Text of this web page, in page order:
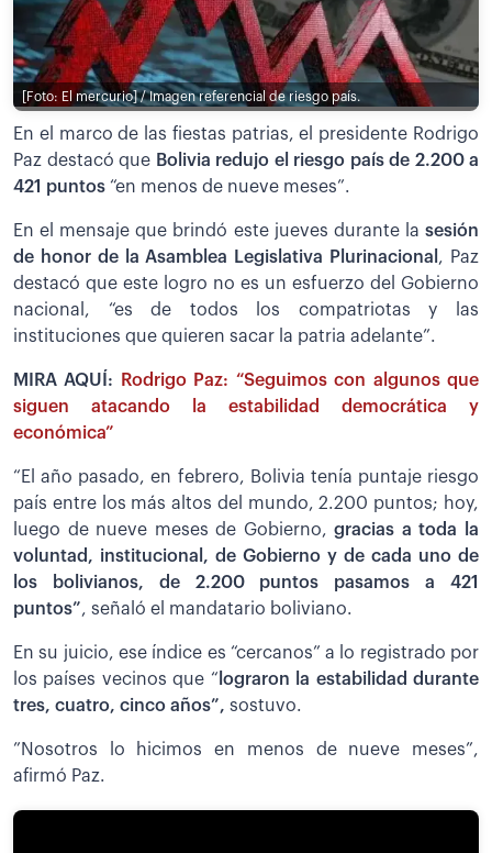
[Foto: El mercurio] / Imagen referencial de riesgo país.
En el marco de las fiestas patrias, el presidente Rodrigo
Paz destacó que Bolivia redujo el riesgo país de 2.200 a
421 puntos “en menos de nueve meses”.
En el mensaje que brindó este jueves durante la sesión
de honor de la Asamblea Legislativa Plurinacional , Paz
destacó que este logro no es un esfuerzo del Gobierno
nacional, “es de todos los compatriotas y las
instituciones que quieren sacar la patria adelante”.
MIRA AQUÍ:
Rodrigo Paz: “Seguimos con algunos que
siguen atacando la estabilidad democrática y
económica”
“El año pasado, en febrero, Bolivia tenía puntaje riesgo
país entre los más altos del mundo, 2.200 puntos; hoy,
luego de nueve meses de Gobierno, gracias a toda la
voluntad, institucional, de Gobierno y de cada uno de
los bolivianos, de 2.200 puntos pasamos a 421
puntos”, señaló el mandatario boliviano.
En su juicio, ese índice es “cercanos” a lo registrado por
los países vecinos que “ lograron la estabilidad durante
tres, cuatro, cinco años”, sostuvo.
”Nosotros lo hicimos en menos de nueve meses”,
afirmó Paz.